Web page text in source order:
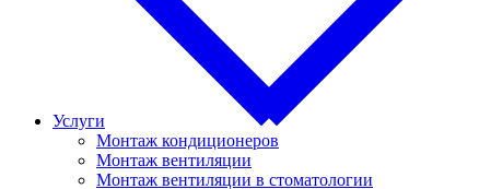
Услуги
Монтаж кондиционеров
Монтаж вентиляции
Монтаж вентиляции в стоматологии